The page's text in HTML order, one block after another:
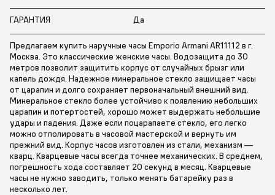
ГАРАНТИЯ Да
Предлагаем купить наручные часы Emporio Armani AR11112 в г.
Москва. Это классические женские часы. Водозащита до 30
метров позволит защитить корпус от случайных брызг или
капель дождя. Надежное минеральное стекло защищает часы
от царапин и долго сохраняет первоначальный внешний вид.
Минеральное стекло более устойчиво к появлению небольших
царапин и потертостей, хорошо может выдержать небольшие
удары и падения. Даже если поцарапаете стекло, его легко
можно отполировать в часовой мастерской и вернуть им
прежний вид. Корпус часов изготовлен из стали, механизм —
кварц. Кварцевые часы всегда точнее механических. В среднем,
погрешность хода составляет 20 секунд в месяц. Кварцевые
часы не нужно заводить, только менять батарейку раз в
несколько лет.